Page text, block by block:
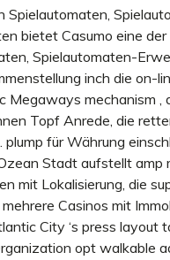
bietet Casumo eine
Spielautomaten-
inch die on-
Megaways mechanism ,
Topf Anrede, die
für Währung
Stadt aufstellt amp
mit Lokalisierung, die
Casinos mit
City ‘s press
opt walkable